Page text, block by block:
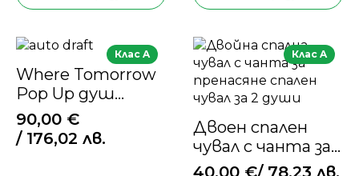
Клас A
Where Tomorrow
Pop Up душ
кабина –
155x155x220 cm –
кафява
90,00 €
/ 176,02 лв.
Клас A
Двоен спален
чувал с чанта за
пренасяне –
40,00 €/ 78,23 лв.